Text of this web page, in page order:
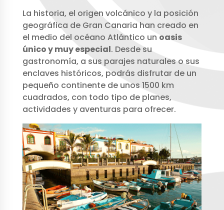
La historia, el origen volcánico y la posición
geográfica de Gran Canaria han creado en
el medio del océano Atlántico un oasis
único y muy especial. Desde su
gastronomía, a sus parajes naturales o sus
enclaves históricos, podrás disfrutar de un
pequeño continente de unos 1500 km
cuadrados, con todo tipo de planes,
actividades y aventuras para ofrecer.